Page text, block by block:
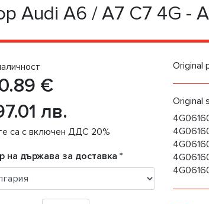
Audi A6 / A7 C7 4G -
€
лв.
са с включен ДДС 20%
на държава за доставка *
Original
Original